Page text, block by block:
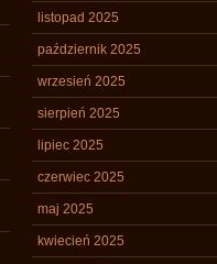
listopad 2025
październik 2025
wrzesień 2025
sierpień 2025
lipiec 2025
czerwiec 2025
maj 2025
kwiecień 2025